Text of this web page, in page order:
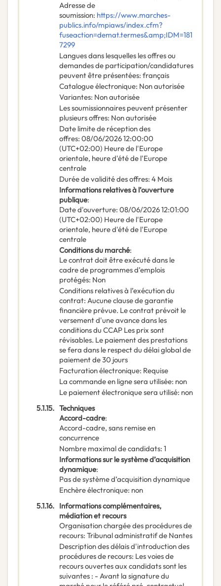
Adresse de
soumission: https://www.marches-
publics.info/mpiaws/index.cfm?
fuseaction=demat.termes&amp;IDM=181
7299
Langues dans lesquelles les offres ou
demandes de participation/candidatures
peuvent être présentées: français
Catalogue électronique: Non autorisée
Variantes: Non autorisée
Les soumissionnaires peuvent présenter
plusieurs offres: Non autorisée
Date limite de réception des
offres: 08/06/202612:00:00
(UTC+02:00) Heure de l'Europe
orientale, heure d'été de l'Europe
centrale
Durée de validité des offres: 4 Mois
Informations relatives à l’ouverture
publique:
Date d'ouverture: 08/06/202612:01:00
(UTC+02:00) Heure de l'Europe
orientale, heure d'été de l'Europe
centrale
Conditions du marché:
Le contrat doit être exécuté dans le
cadre de programmes d’emplois
protégés: Non
Conditions relatives à l’exécution du
contrat: Aucune clause de garantie
financière prévue. Le contrat prévoit le
versement d'une avance dans les
conditions du CCAP Les prix sont
révisables. Le paiement des prestations
se fera dans le respect du délai global de
paiement de 30 jours
Facturation électronique: Requise
La commande en ligne sera utilisée: non
Le paiement électronique sera utilisé: non
5.1.15. Techniques
Accord-cadre:
Accord-cadre, sans remise en
concurrence
Nombre maximal de candidats: 1
Informations sur le système d’acquisition
dynamique:
Pas de système d’acquisition dynamique
Enchère électronique: non
5.1.16. Informations complémentaires,
médiation et recours
Organisation chargée des procédures de
recours: Tribunal administratif de Nantes
Description des délais d'introduction des
procédures de recours: Les voies de
recours ouvertes aux candidats sont les
suivantes : - Avant la signature du